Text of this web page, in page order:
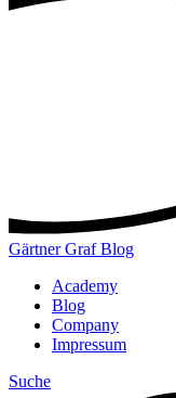
Gärtner Graf Blog
Academy
Blog
Company
Impressum
Suche